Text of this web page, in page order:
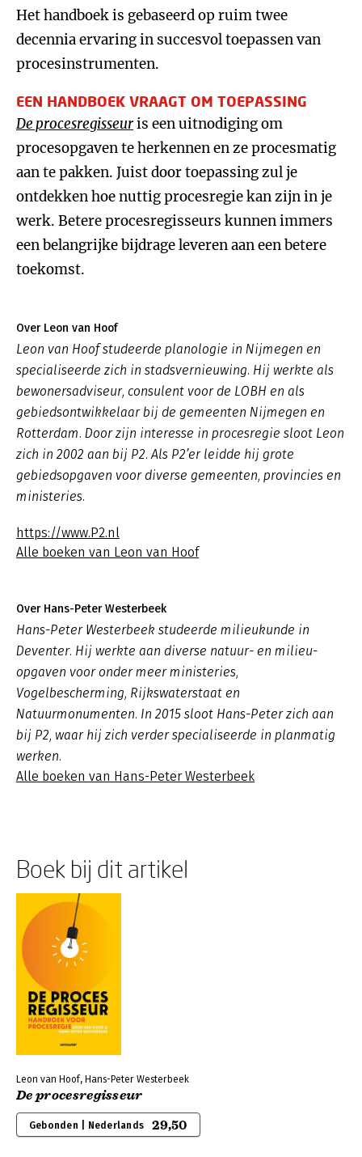
Het handboek is gebaseerd op ruim twee
decennia ervaring in succesvol toepassen van
procesinstrumenten.
EEN HANDBOEK VRAAGT OM TOEPASSING
De procesregisseuris een uitnodiging om
procesopgaven te herkennen en ze procesmatig
aan te pakken. Juist door toepassing zul je
ontdekken hoe nuttig procesregie kan zijn in je
werk. Betere procesregisseurs kunnen immers
een belangrijke bijdrage leveren aan een betere
toekomst.
Over Leon van Hoof
Leon van Hoof studeerde planologie in Nijmegen en
specialiseerde zich in stadsvernieuwing. Hij werkte als
bewonersadviseur, consulent voor de LOBH en als
gebiedsontwikkelaar bij de gemeenten Nijmegen en
Rotterdam. Door zijn interesse in procesregie sloot Leon
zich in 2002 aan bij P2. Als P2’er leidde hij grote
gebiedsopgaven voor diverse gemeenten, provincies en
ministeries.
https://www.P2.nl
Alle boeken van Leon van Hoof
Over Hans-Peter Westerbeek
Hans-Peter Westerbeek studeerde milieukunde in
Deventer. Hij werkte aan diverse natuur- en milieu-
opgaven voor onder meer ministeries,
Vogelbescherming, Rijkswaterstaat en
Natuurmonumenten. In 2015 sloot Hans-Peter zich aan
bij P2, waar hij zich verder specialiseerde in planmatig
werken.
Alle boeken van Hans-Peter Westerbeek
Boek bij dit artikel
Leon van Hoof, Hans-Peter Westerbeek
De procesregisseur
Gebonden | Nederlands 29,50